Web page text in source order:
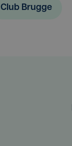
Club Brugge